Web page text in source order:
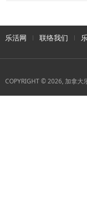
乐活网 联络我们
COPYRIGHT © 2026, 加拿大